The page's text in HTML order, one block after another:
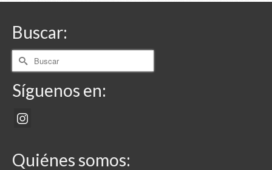
Buscar:
Buscar
por:
Síguenos en:
Quiénes somos: